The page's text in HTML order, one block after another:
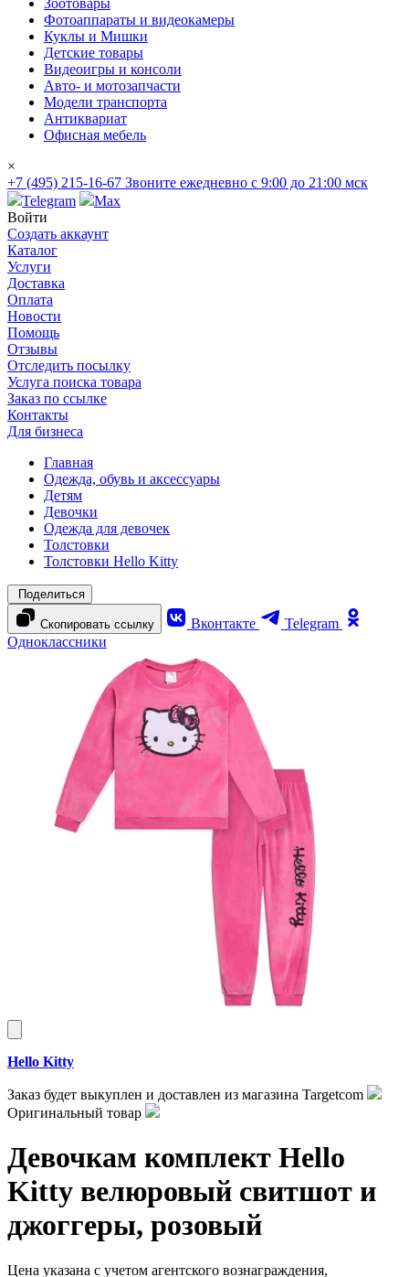
Зоотовары
Фотоаппараты и видеокамеры
Куклы и Мишки
Детские товары
Видеоигры и консоли
Авто- и мотозапчасти
Модели транспорта
Антиквариат
Офисная мебель
×
+7 (495) 215-16-67 Звоните ежедневно с 9:00 до 21:00 мск
Telegram
Max
Войти
Создать аккаунт
Каталог
Услуги
Доставка
Оплата
Новости
Помощь
Отзывы
Отследить посылку
Услуга поиска товара
Заказ по ссылке
Контакты
Для бизнеса
Главная
Одежда, обувь и аксессуары
Детям
Девочки
Одежда для девочек
Толстовки
Толстовки Hello Kitty
Поделиться
Скопировать ссылку Вконтакте
Telegram
Одноклассники
Hello Kitty
Заказ будет выкуплен и доставлен из магазина Targetcom
Оригинальный товар
Девочкам комплект Hello
Kitty велюровый свитшот и
джоггеры, розовый
Цена указана с учетом агентского вознаграждения,